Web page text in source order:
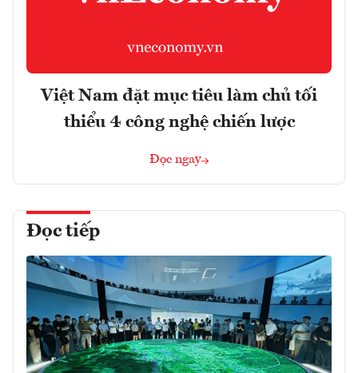
Việt Nam đặt mục tiêu làm chủ tối
thiểu 4 công nghệ chiến lược
Đọc ngay
Đọc tiếp